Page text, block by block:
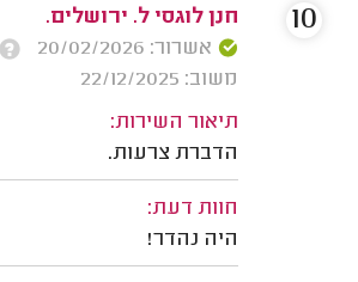
חנן לוגסי ל. ירושלים.
אשרור: 20/02/2026
משוב: 22/12/2025
תיאור השירות:
הדברת צרעות.
חוות דעת:
היה נהדר!
10